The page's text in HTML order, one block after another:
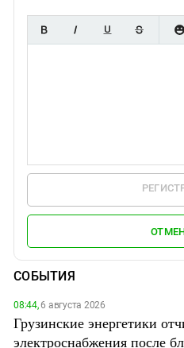
СОБЫТИЯ
08:44,6 августа 2026
Грузинские энергетики
электроснабжения после